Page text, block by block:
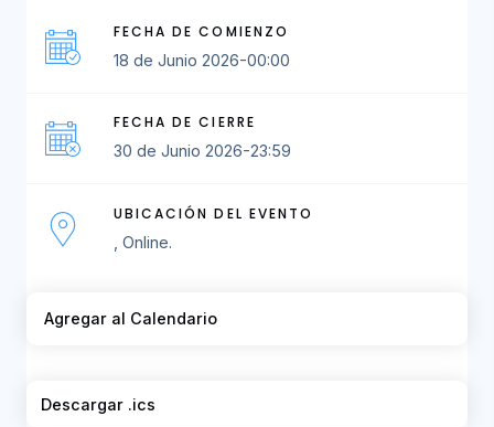
FECHA DE COMIENZO
18 de Junio 2026-00:00
FECHA DE CIERRE
30 de Junio 2026-23:59
UBICACIÓN DEL EVENTO
, Online.
Agregar al Calendario
Descargar .ics